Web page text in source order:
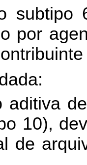
subtipo
por
aditiva
10),
de